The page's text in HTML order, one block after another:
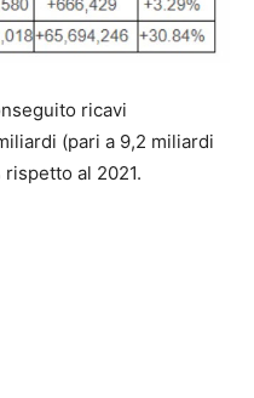
ricavi
(pari a 9,2 miliardi
al 2021.